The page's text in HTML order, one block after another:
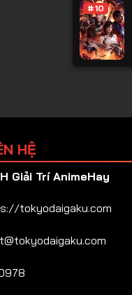
#10
HỆ
Giải Trí AnimeHay
tokyodaigaku.com